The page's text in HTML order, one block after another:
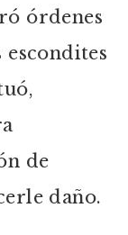
órdenes
de
daño.